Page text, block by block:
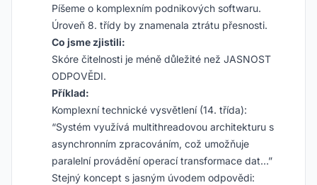
Píšeme o komplexním podnikových softwaru.
Úroveň 8. třídy by znamenala ztrátu přesnosti.
Co jsme zjistili:
Skóre čitelnosti je méně důležité než JASNOST
ODPOVĚDI.
Příklad:
Komplexní technické vysvětlení (14. třída):
“Systém využívá multithreadovou architekturu s
asynchronním zpracováním, což umožňuje
paralelní provádění operací transformace dat…”
Stejný koncept s jasným úvodem odpovědi: